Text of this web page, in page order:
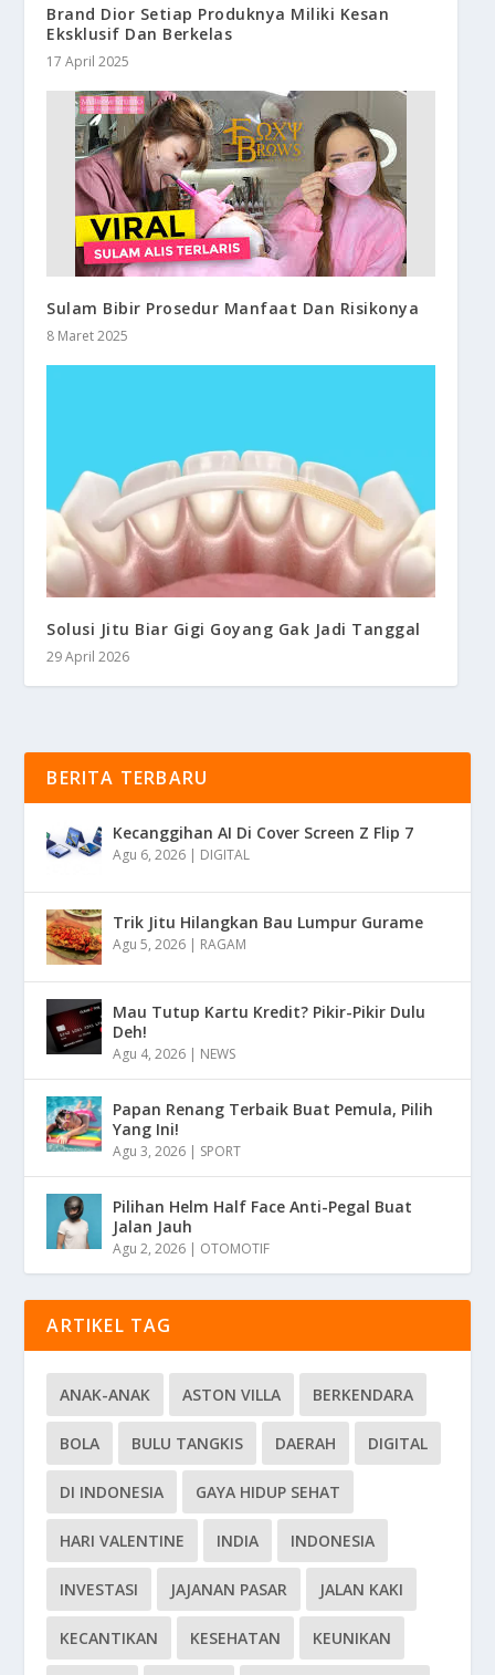
Brand Dior Setiap Produknya Miliki Kesan
Eksklusif Dan Berkelas
17 April 2025
Sulam Bibir Prosedur Manfaat Dan Risikonya
8 Maret 2025
Solusi Jitu Biar Gigi Goyang Gak Jadi Tanggal
29 April 2026
BERITA TERBARU
Kecanggihan AI Di Cover Screen Z Flip 7
Agu 6, 2026 | DIGITAL
Trik Jitu Hilangkan Bau Lumpur Gurame
Agu 5, 2026 | RAGAM
Mau Tutup Kartu Kredit? Pikir-Pikir Dulu
Deh!
Agu 4, 2026 | NEWS
Papan Renang Terbaik Buat Pemula, Pilih
Yang Ini!
Agu 3, 2026 | SPORT
Pilihan Helm Half Face Anti-Pegal Buat
Jalan Jauh
Agu 2, 2026 | OTOMOTIF
ARTIKEL TAG
ANAK-ANAK ASTON VILLA BERKENDARA
BOLA BULU TANGKIS DAERAH DIGITAL
DI INDONESIA GAYA HIDUP SEHAT
HARI VALENTINE INDIA INDONESIA
INVESTASI JAJANAN PASAR JALAN KAKI
KECANTIKAN KESEHATAN KEUNIKAN